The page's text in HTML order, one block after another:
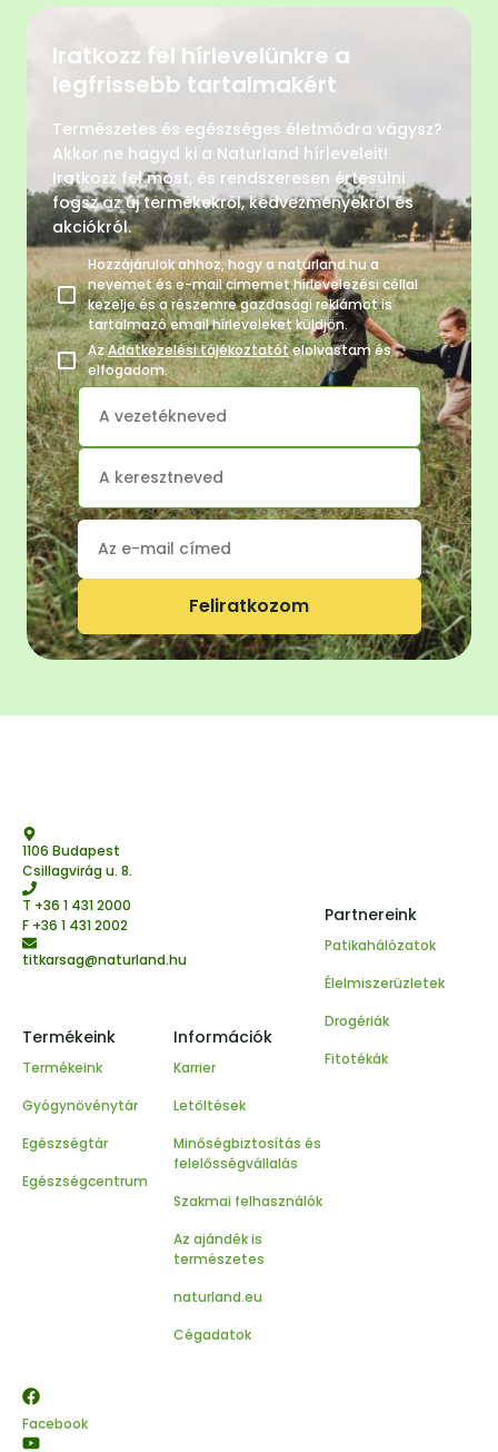
Iratkozz fel hírlevelünkre a
legfrissebb tartalmakért
Természetes és egészséges életmódra vágysz?
Akkor ne hagyd ki a Naturland hírleveleit!
Iratkozz fel most, és rendszeresen értesülni
fogsz az új termékekről, kedvezményekről és
akciókról.
Hozzájárulok ahhoz, hogy a naturland.hu a
nevemet és e-mail címemet hírlevelezési céllal
kezelje és a részemre gazdasági reklámot is
tartalmazó email hírleveleket küldjön.
AzAdatkezelési tájékoztatótelolvastam és
elfogadom.
Feliratkozom
1106 Budapest
Csillagvirág u. 8.
T +36 1 431 2000
F +36 1 431 2002
titkarsag@naturland.hu
Facebook
Termékeink
Termékeink
Gyógynövénytár
Egészségtár
Egészségcentrum
Információk
Karrier
Letöltések
Minőségbiztosítás és
felelősségvállalás
Szakmai felhasználók
Az ajándék is
természetes
naturland.eu
Cégadatok
Partnereink
Patikahálózatok
Élelmiszerüzletek
Drogériák
Fitotékák